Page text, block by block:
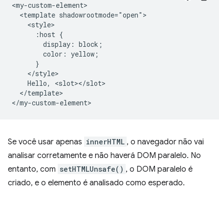
<my-custom-element>
  <template shadowrootmode="open">
    <style>
      :host {
        display: block;
        color: yellow;
      }
    </style>
    Hello, <slot></slot>
  </template>
Se você usar apenas innerHTML , o navegador não vai
analisar corretamente e não haverá DOM paralelo. No
entanto, com setHTMLUnsafe() , o DOM paralelo é
criado, e o elemento é analisado como esperado.